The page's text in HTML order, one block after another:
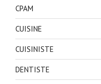
CPAM
CUISINE
CUISINISTE
DENTISTE